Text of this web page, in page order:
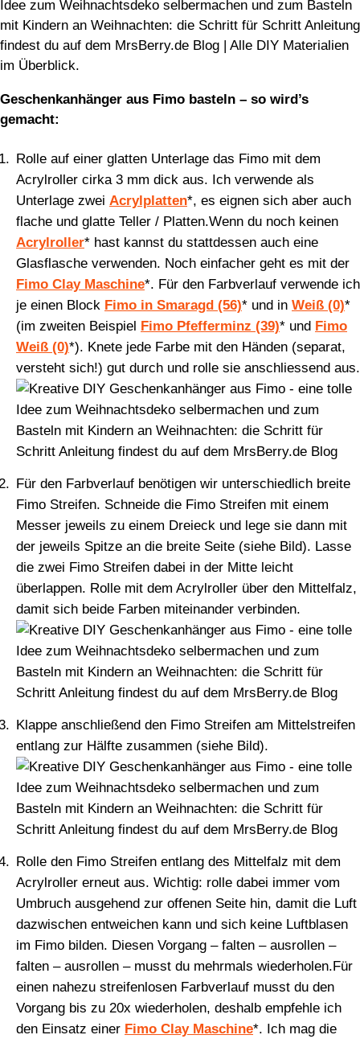
Geschenkanhänger aus Fimo basteln – so wird’s
gemacht:
Rolle auf einer glatten Unterlage das Fimo mit dem
Acrylroller cirka 3 mm dick aus. Ich verwende als
Unterlage zwei Acrylplatten*, es eignen sich aber auch
flache und glatte Teller / Platten.Wenn du noch keinen
Acrylroller* hast kannst du stattdessen auch eine
Glasflasche verwenden. Noch einfacher geht es mit der
Fimo Clay Maschine*. Für den Farbverlauf verwende ich
je einen Block Fimo in Smaragd (56)* und in Weiß (0)*
(im zweiten Beispiel Fimo Pfefferminz (39)* und Fimo
Weiß (0)*). Knete jede Farbe mit den Händen (separat,
versteht sich!) gut durch und rolle sie anschliessend aus.
Für den Farbverlauf benötigen wir unterschiedlich breite
Fimo Streifen. Schneide die Fimo Streifen mit einem
Messer jeweils zu einem Dreieck und lege sie dann mit
der jeweils Spitze an die breite Seite (siehe Bild). Lasse
die zwei Fimo Streifen dabei in der Mitte leicht
überlappen. Rolle mit dem Acrylroller über den Mittelfalz,
damit sich beide Farben miteinander verbinden.
Klappe anschließend den Fimo Streifen am Mittelstreifen
entlang zur Hälfte zusammen (siehe Bild).
Rolle den Fimo Streifen entlang des Mittelfalz mit dem
Acrylroller erneut aus. Wichtig: rolle dabei immer vom
Umbruch ausgehend zur offenen Seite hin, damit die Luft
dazwischen entweichen kann und sich keine Luftblasen
im Fimo bilden. Diesen Vorgang – falten – ausrollen –
falten – ausrollen – musst du mehrmals wiederholen.Für
einen nahezu streifenlosen Farbverlauf musst du den
Vorgang bis zu 20x wiederholen, deshalb empfehle ich
den Einsatz einer Fimo Clay Maschine*. Ich mag die